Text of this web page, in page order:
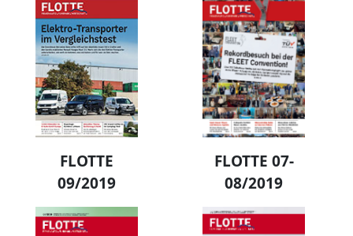
FLOTTE
09/2019
FLOTTE 07-
08/2019